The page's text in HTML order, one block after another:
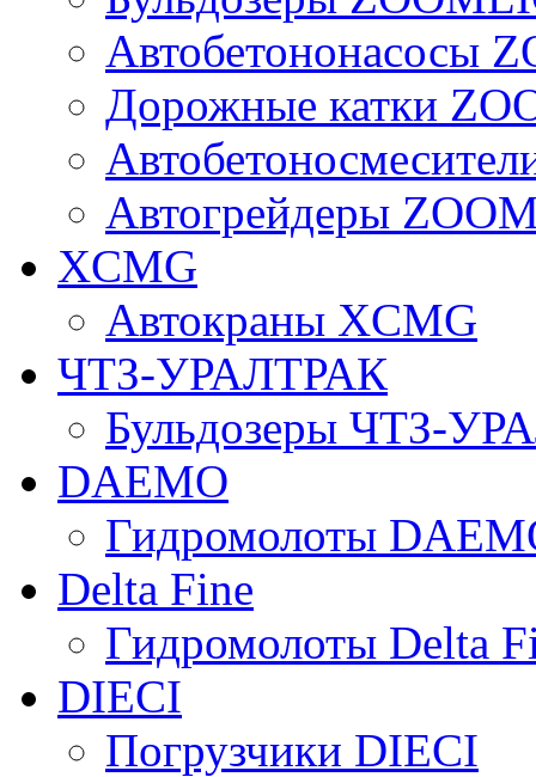
Автобетононасосы
Дорожные катки
Автогрейдеры
XCMG
Автокраны XCMG
ЧТЗ-УРАЛТРАК
Бульдозеры ЧТЗ-
DAEMO
Гидромолоты
Delta Fine
Гидромолоты Delta
DIECI
Погрузчики DIECI